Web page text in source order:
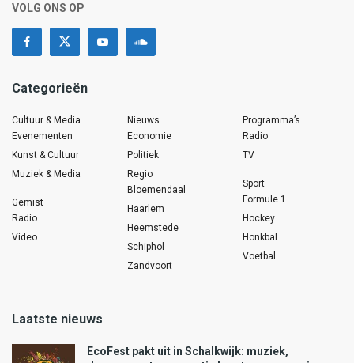
VOLG ONS OP
Categorieën
Cultuur & Media
Evenementen
Kunst & Cultuur
Muziek & Media
Gemist
Radio
Video
Nieuws
Economie
Politiek
Regio
Bloemendaal
Haarlem
Heemstede
Schiphol
Zandvoort
Programma’s
Radio
TV
Sport
Formule 1
Hockey
Honkbal
Voetbal
Laatste nieuws
EcoFest pakt uit in Schalkwijk: muziek,